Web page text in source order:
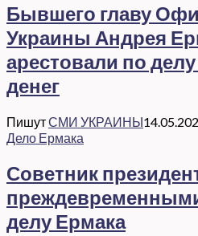
Бывшего главу
Украины Андрея
арестовали по
денег
ПишутСМИ УКРАИНЫ
Дело Ермака
Советник
делу Ермака